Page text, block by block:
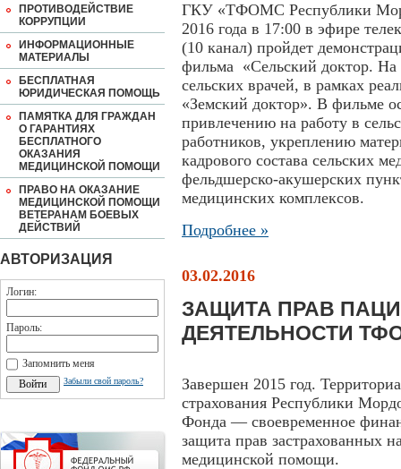
ПРОТИВОДЕЙСТВИЕ
КОРРУПЦИИ
ИНФОРМАЦИОННЫЕ
МАТЕРИАЛЫ
БЕСПЛАТНАЯ
ЮРИДИЧЕСКАЯ ПОМОЩЬ
ПАМЯТКА ДЛЯ ГРАЖДАН
О ГАРАНТИЯХ
БЕСПЛАТНОГО
ОКАЗАНИЯ
МЕДИЦИНСКОЙ ПОМОЩИ
ПРАВО НА ОКАЗАНИЕ
МЕДИЦИНСКОЙ ПОМОЩИ
ВЕТЕРАНАМ БОЕВЫХ
ДЕЙСТВИЙ
АВТОРИЗАЦИЯ
Логин:
Пароль:
Запомнить меня
Забыли свой пароль?
ГКУ «ТФОМС Республики
2016 года в 17:00 в эфире
(10 канал) пройдет
фильма «Сельский доктор. На
сельских врачей, в рамках
«Земский доктор». В фильме
привлечению на работу в
работников, укреплению
кадрового состава сельских
фельдшерско-акушерских
медицинских комплексов.
Подробнее »
03.02.2016
ЗАЩИТА ПРАВ
ДЕЯТЕЛЬНОСТИ
Завершен 2015 год.
страхования Республики
Фонда — своевременное
защита прав застрахованных
медицинской помощи.